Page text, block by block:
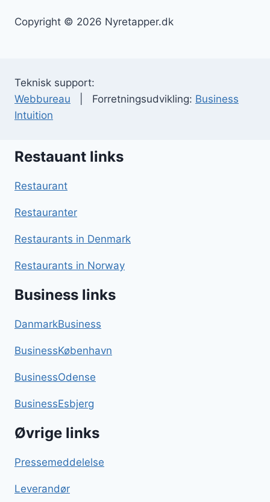
Copyright © 2026 Nyretapper.dk
Teknisk support:
Webbureau | Forretningsudvikling: Business
Intuition
Restauant links
Restaurant
Restauranter
Restaurants in Denmark
Restaurants in Norway
Business links
DanmarkBusiness
BusinessKøbenhavn
BusinessOdense
BusinessEsbjerg
Øvrige links
Pressemeddelelse
Leverandør